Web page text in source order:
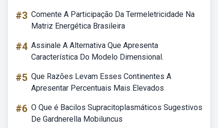
#3 Comente A Participação Da Termeletricidade Na
Matriz Energética Brasileira
#4 Assinale A Alternativa Que Apresenta
Característica Do Modelo Dimensional.
#5 Que Razões Levam Esses Continentes A
Apresentar Percentuais Mais Elevados
#6 O Que é Bacilos Supracitoplasmáticos Sugestivos
De Gardnerella Mobiluncus